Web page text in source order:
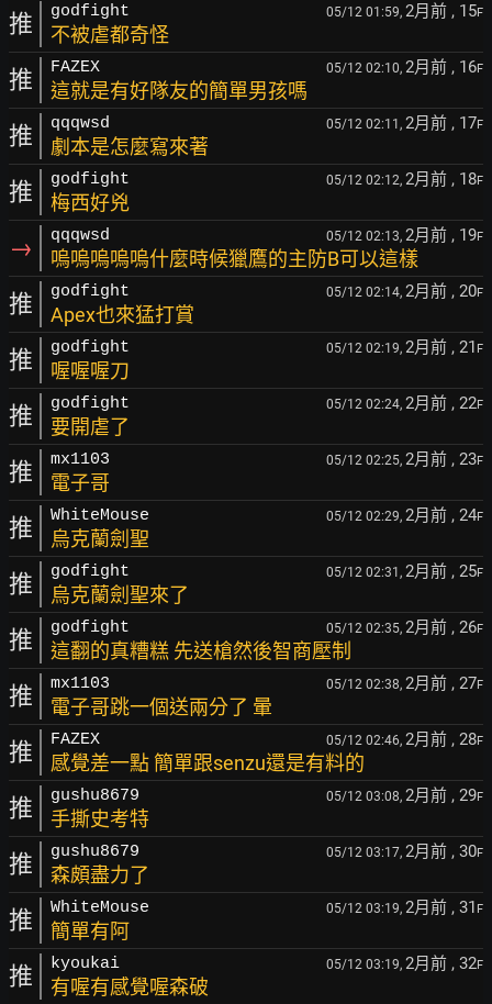
推 godfight 05/12 01:59, 2月前 , 15F
不被虐都奇怪
推 FAZEX 05/12 02:10, 2月前 , 16F
這就是有好隊友的簡單男孩嗎
推 qqqwsd 05/12 02:11, 2月前 , 17F
劇本是怎麼寫來著
推 godfight 05/12 02:12, 2月前 , 18F
梅西好兇
→ qqqwsd 05/12 02:13, 2月前 , 19F
嗚嗚嗚嗚嗚什麼時候獵鷹的主防B可以這樣
推 godfight 05/12 02:14, 2月前 , 20F
Apex也來猛打賞
推 godfight 05/12 02:19, 2月前 , 21 F
喔喔喔刀
推 godfight 05/12 02:24, 2月前 , 22F
要開虐了
推 mx1103 05/12 02:25, 2月前 , 23F
電子哥
推 WhiteMouse 05/12 02:29, 2月前 , 24F
烏克蘭劍聖
推 godfight 05/12 02:31, 2月前 , 25F
烏克蘭劍聖來了
推 godfight 05/12 02:35, 2月前 , 26F
這翻的真糟糕 先送槍然後智商壓制
推 mx1103 05/12 02:38, 2月前 , 27F
電子哥跳一個送兩分了 暈
推 FAZEX 05/12 02:46, 2月前 , 28F
感覺差一點 簡單跟senzu還是有料的
推 gushu8679 05/12 03:08, 2月前 , 29F
手撕史考特
推 gushu8679 05/12 03:17, 2月前 , 30F
森頗盡力了
推 WhiteMouse 05/12 03:19, 2月前 , 31 F
簡單有阿
推 kyoukai 05/12 03:19, 2月前 , 32F
有喔有感覺喔森破